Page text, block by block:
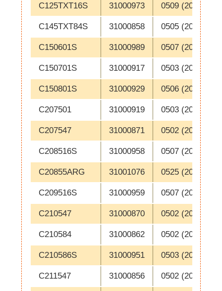
C125TXT16S 31000973 0509 (2005-02-
C145TXT84S 31000858 0505 (2005-01-
C150601S 31000989 0507 (2005-02-
C150701S 31000917 0503 (2005-01-
C150801S 31000929 0506 (2005-02-
C207501 31000919 0503 (2005-01-
C207547 31000871 0502 (2005-01-
C208516S 31000958 0507 (2005-02-
C20855ARG 31001076 0525 (2005-06-
C209516S 31000959 0507 (2005-02-
C210547 31000870 0502 (2005-01-
C210584 31000862 0502 (2005-01-
C210586S 31000951 0503 (2005-01-
C211547 31000856 0502 (2005-01-